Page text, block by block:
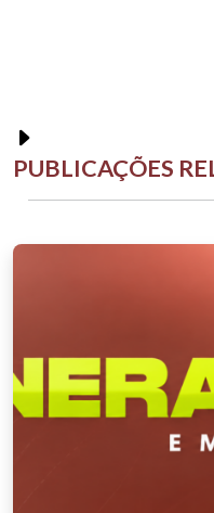
PUBLICAÇÕES